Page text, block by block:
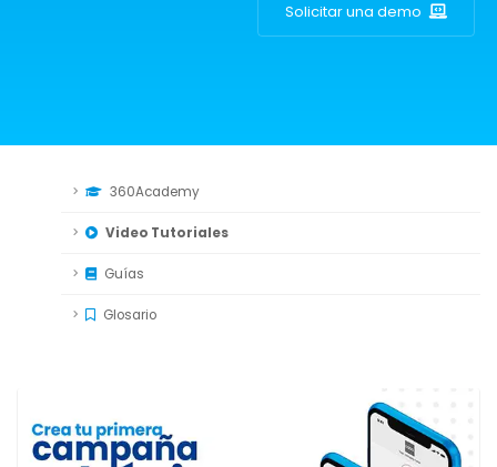
Solicitar una demo
360Academy
Video Tutoriales
Guías
Glosario